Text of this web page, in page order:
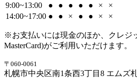
9:00~13:00
● ● ● ● ● ×
×
14:00~17:00 ● ● × ● ● × ×
※お支払いには現金のほか、クレジ
MasterCard)がご利用いただけます。
〒060-0061
札幌市中央区南1条西3丁目8 エムズ